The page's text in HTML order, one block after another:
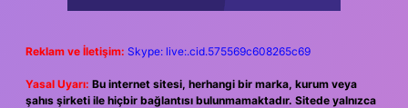
Reklam ve İletişim: Skype: live:.cid.575569c608265c69
Yasal Uyarı: Bu internet sitesi, herhangi bir marka, kurum veya
şahıs şirketi ile hiçbir bağlantısı bulunmamaktadır. Sitede yalnızca